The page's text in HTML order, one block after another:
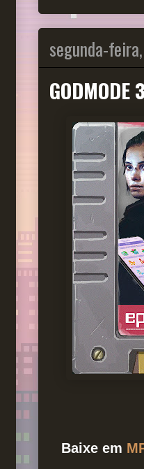
segunda-
Baixe em